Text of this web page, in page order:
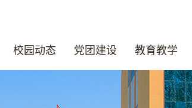
校园动态 党团建设 教育教学